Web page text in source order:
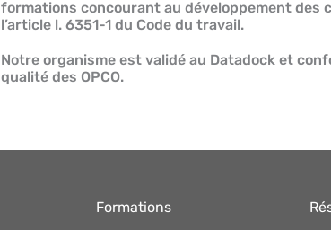
formations concourant au développement des
l’article l. 6351-1 du Code du travail.
Notre organisme est validé au Datadock et
qualité des OPCO.
Formations